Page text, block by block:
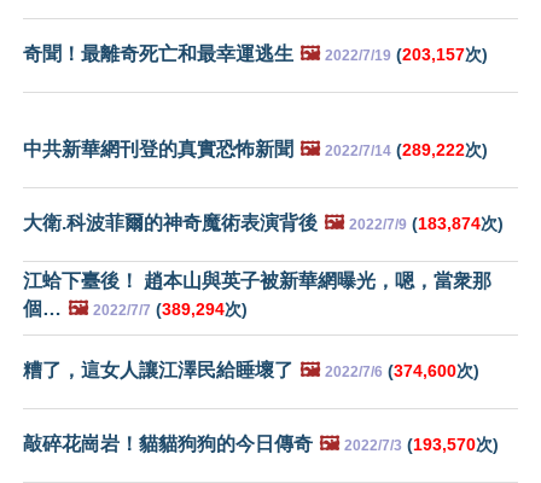
奇聞！最離奇死亡和最幸運逃生 🖼️ 2022/7/19 (203,157次)
中共新華網刊登的真實恐怖新聞 🖼️ 2022/7/14 (289,222次)
大衛.科波菲爾的神奇魔術表演背後 🖼️ 2022/7/9 (183,874次)
江蛤下臺後！ 趙本山與英子被新華網曝光，嗯，當衆那
個… 🖼️ 2022/7/7 (389,294次)
糟了，這女人讓江澤民給睡壞了 🖼️ 2022/7/6 (374,600次)
敲碎花崗岩！貓貓狗狗的今日傳奇 🖼️ 2022/7/3 (193,570次)